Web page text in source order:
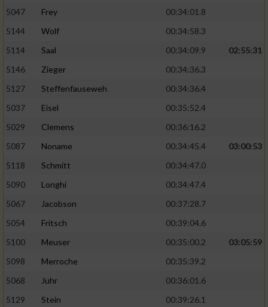
5047
Frey
00:34:01.8
5144
Wolf
00:34:58.3
5114
Saal 00:34:09.9
02:55:31
5146
Zieger
00:34:36.3
5127
Steffenfauseweh
00:34:36.4
5037
Eisel
00:35:52.4
5029
Clemens
00:36:16.2
5087
Noname 00:34:45.4
03:00:53
5118
Schmitt
00:34:47.0
5090
Longhi
00:34:47.4
5067
Jacobson
00:37:28.7
5054
Fritsch
00:39:04.6
5100
Meuser 00:35:00.2
03:05:59
5098
Merroche
00:35:39.2
5068
Juhr
00:36:01.6
5129
Stein
00:39:26.1